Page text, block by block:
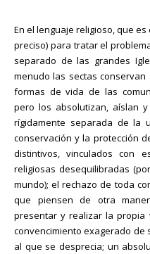
En el lenguaje religioso, que
preciso) para tratar el
separado de las grandes
menudo las sectas
formas de vida de las
pero los absolutizan, aíslan
rígidamente separada de la
conservación y la protección
distintivos, vinculados con
religiosas desequilibradas
mundo); el rechazo de toda
que piensen de otra
presentar y realizar la propia
convencimiento exagerado de
al que se desprecia; un